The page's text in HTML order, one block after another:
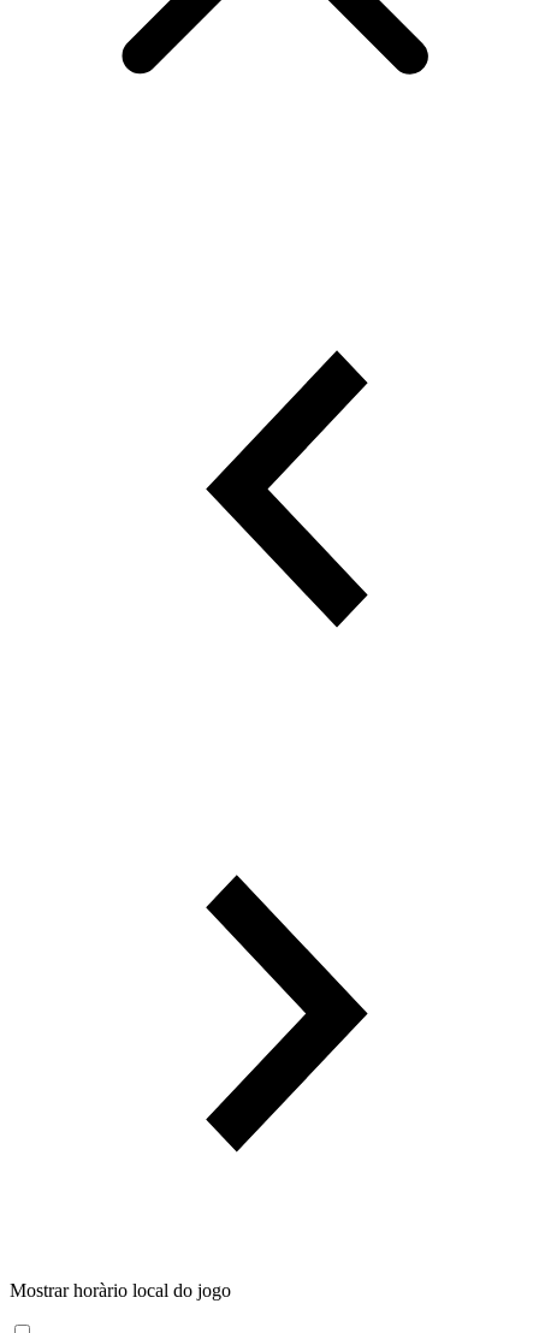
Mostrar horàrio local do jogo